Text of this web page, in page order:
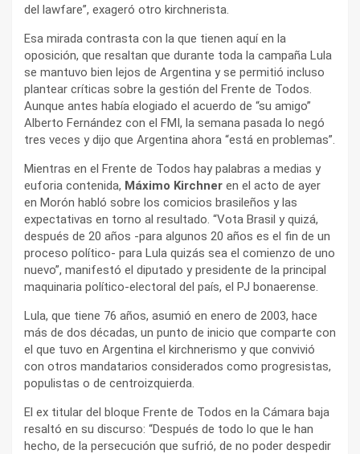
del lawfare”, exageró otro kirchnerista.
Esa mirada contrasta con la que tienen aquí en la
oposición, que resaltan que durante toda la campaña Lula
se mantuvo bien lejos de Argentina y se permitió incluso
plantear críticas sobre la gestión del Frente de Todos.
Aunque antes había elogiado el acuerdo de “su amigo”
Alberto Fernández con el FMI, la semana pasada lo negó
tres veces y dijo que Argentina ahora “está en problemas”.
Mientras en el Frente de Todos hay palabras a medias y
euforia contenida, Máximo Kirchner en el acto de ayer
en Morón habló sobre los comicios brasileños y las
expectativas en torno al resultado. “Vota Brasil y quizá,
después de 20 años -para algunos 20 años es el fin de un
proceso político- para Lula quizás sea el comienzo de uno
nuevo”, manifestó el diputado y presidente de la principal
maquinaria político-electoral del país, el PJ bonaerense.
Lula, que tiene 76 años, asumió en enero de 2003, hace
más de dos décadas, un punto de inicio que comparte con
el que tuvo en Argentina el kirchnerismo y que convivió
con otros mandatarios considerados como progresistas,
populistas o de centroizquierda.
El ex titular del bloque Frente de Todos en la Cámara baja
resaltó en su discurso: “Después de todo lo que le han
hecho, de la persecución que sufrió, de no poder despedir